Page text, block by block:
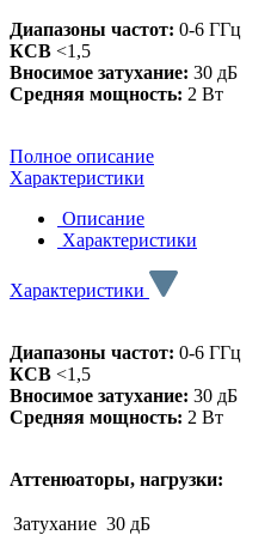
Диапазоны частот: 0-6 ГГц
КСВ <1,5
Вносимое затухание: 30 дБ
Средняя мощность: 2 Вт
Полное описание
Характеристики
Описание
Характеристики
Характеристики
Диапазоны частот: 0-6 ГГц
КСВ <1,5
Вносимое затухание: 30 дБ
Средняя мощность: 2 Вт
Аттенюаторы, нагрузки:
Затухание 30 дБ